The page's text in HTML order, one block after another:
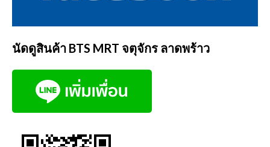
นัดดูสินค้า BTS MRT จตุจักร ลาดพร้าว